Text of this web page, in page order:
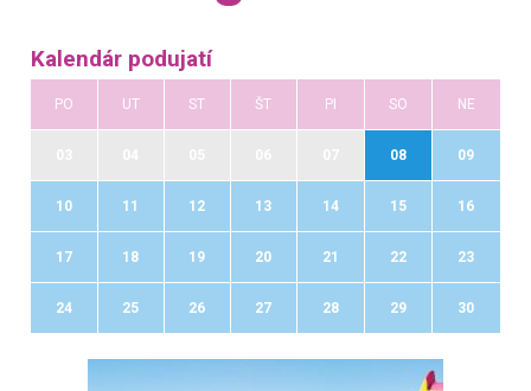
Kalendár podujatí
PO UT ST ŠT PI SO NE
08 09
10 11 12 13 14 15 16
17 18 19 20 21 22 23
24 25 26 27 28 29 30